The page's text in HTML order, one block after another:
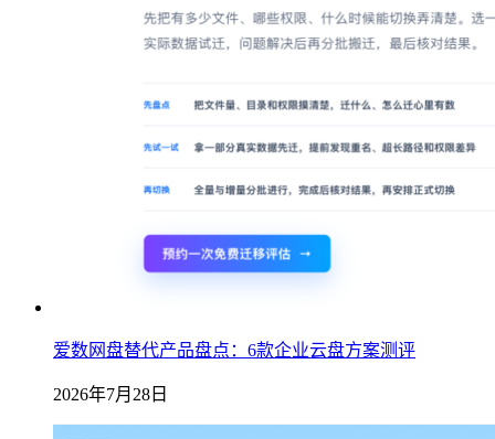
爱数网盘替代产品盘点：6款企业云盘方案测评
2026年7月28日